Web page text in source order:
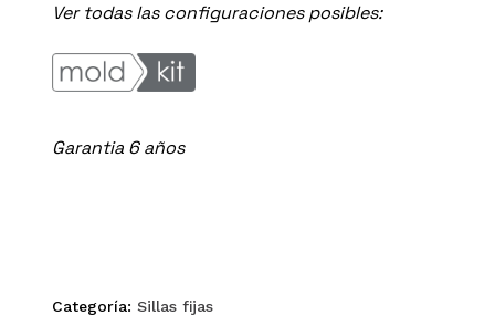
Ver todas las configuraciones posibles:
Garantia 6 años
Categoría: Sillas fijas